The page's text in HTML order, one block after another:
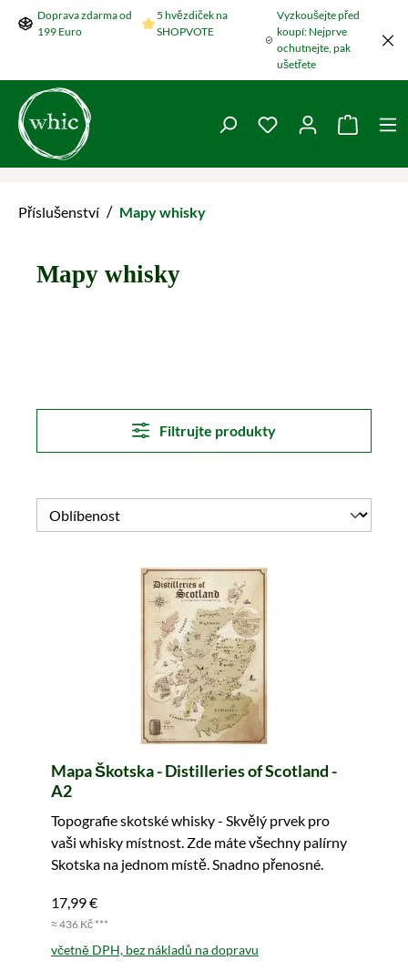
Přeskočit na hlavní obsah
Doprava zdarma od
199 Euro
5 hvězdiček na
SHOPVOTE
Vyzkoušejte před
koupí: Nejprve
ochutnejte, pak
ušetřete
Máte 0 položky v
Příslušenství / Mapy whisky
Mapy whisky
Filtrujte produkty
Mapa Škotska - Distilleries of Scotland -
A2
Topografie skotské whisky - Skvělý prvek pro
vaši whisky místnost. Zde máte všechny palírny
Skotska na jednom místě. Snadno přenosné.
17,99 €
≈ 436 Kč ***
včetně DPH, bez nákladů na dopravu